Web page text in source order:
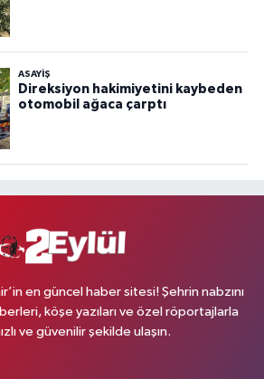
ASAYİŞ
Direksiyon hakimiyetini kaybeden
otomobil ağaca çarptı
en güncel haber sitesi! Şehrin nabzını
köşe yazıları ve özel röportajlarla
ve güvenilir şekilde ulaşın.